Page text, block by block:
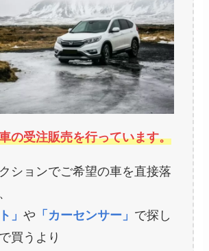
の受注販売を行っています。
ションでご希望の車を直接落
」や 「カーセンサー」 で探し
買うより